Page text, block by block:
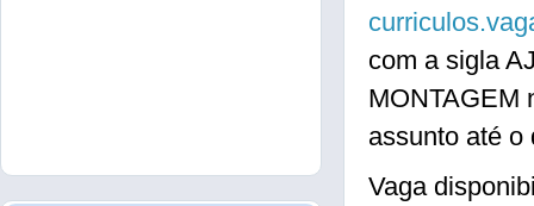
com a sigla
MONTAGEM
assunto até o
Vaga